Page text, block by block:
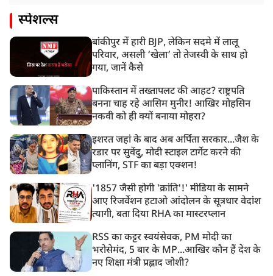
स्पेशल्स
बांकीपुर में हारी BJP, लेकिन सदमे में लालू
परिवार, असली ‘खेला’ तो तेजस्वी के साथ हो
गया, जानें कैसे
पाकिस्तान में तख्तापलट की आहट? राष्ट्रपति
बनना चाह रहे आसिम मुनीर! आखिर मोहसिन
नकवी को ही क्यों बनाया मोहरा?
इशरत जहां के बाद अब अर्पिता सरकार...जैश के
रडार पर सुवेंदु, मोदी स्टाइल टार्गेट करने की
प्लानिंग, STF का बड़ा एक्शन!
'1857 जैसी होगी 'क्रांति'!' मीडिया के सामने
आए रिजर्वेशन हटाओ आंदोलन के सूत्रधार वेदांश
त्यागी, बता दिया RHA का मास्टरप्लान
RSS का कट्टर स्वयंसेवक, PM मोदी का
भरोसेमंद, 5 बार के MP...आखिर कौन हैं देश के
नए शिक्षा मंत्री प्रह्लाद जोशी?